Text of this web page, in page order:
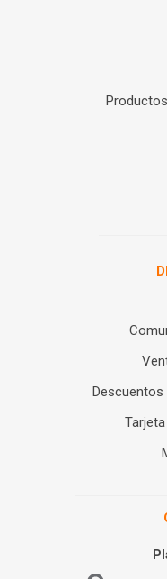
Descuentos